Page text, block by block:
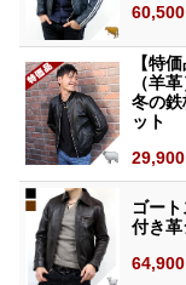
60,500
【特
（羊
冬の
ット
29,900
ゴー
付き
64,900